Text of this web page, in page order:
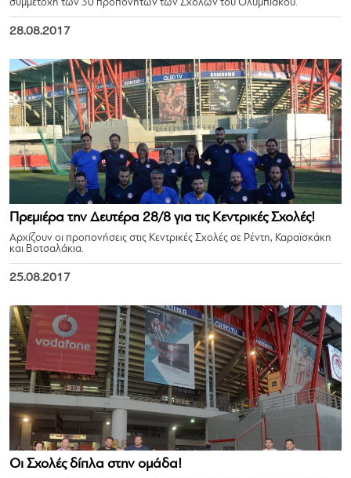
συμμετοχή των 30 προπονητών των Σχολών του Ολυμπιακού.
28.08.2017
Πρεμιέρα την Δευτέρα 28/8 για τις Κεντρικές Σχολές!
Αρχίζουν οι προπονήσεις στις Κεντρικές Σχολές σε Ρέντη, Καραϊσκάκη
και Βοτσαλάκια.
25.08.2017
Οι Σχολές δίπλα στην ομάδα!